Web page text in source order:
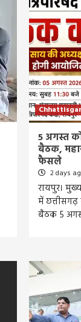
5 अगस्त
बैठक,
फैसले
2 days
रायपुर।
में छत्तीसगढ़
बैठक 5